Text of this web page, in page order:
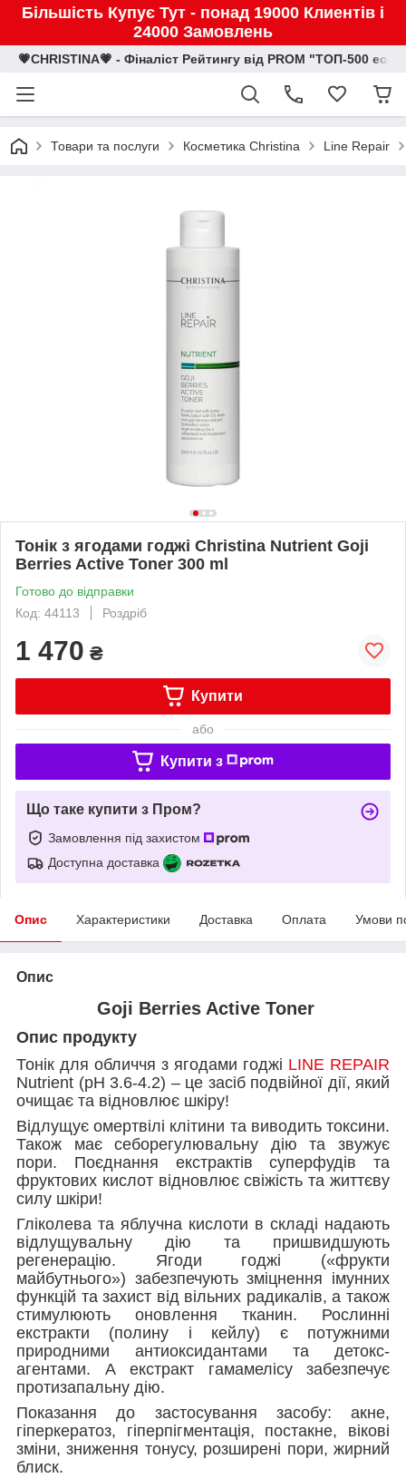
Більшість Купує Тут - понад 19000 Клиентів і
24000 Замовлень
💗CHRISTINA💗 - Фіналіст Рейтингу від PROM "ТОП-500
Товари та послуги Косметика Christina Line Repair
Тонік з ягодами годжі Christina Nutrient Goji
Berries Active Toner 300 ml
Готово до відправки
Код: 44113
Роздріб
1 470 ₴
Купити
або
Купити з
Що таке купити з Пром?
Замовлення під захистом
Доступна доставка
Опис Характеристики Доставка Оплата Умови
Опис
Goji Berries Active Toner
Опис продукту
Тонік для обличчя з ягодами годжі LINE REPAIR
Nutrient (pH 3.6-4.2) – це засіб подвійної дії, який
очищає та відновлює шкіру!
Відлущує омертвілі клітини та виводить токсини.
Також має себорегулювальну дію та звужує
пори. Поєднання екстрактів суперфудів та
фруктових кислот відновлює свіжість та життєву
силу шкіри!
Гліколева та яблучна кислоти в складі надають
відлущувальну дію та пришвидшують
регенерацію. Ягоди годжі («фрукти
майбутнього») забезпечують зміцнення імунних
функцій та захист від вільних радикалів, а також
стимулюють оновлення тканин. Рослинні
екстракти (полину і кейлу) є потужними
природними антиоксидантами та детокс-
агентами. А екстракт гамамелісу забезпечує
протизапальну дію.
Показання до застосування засобу: акне,
гіперкератоз, гіперпігментація, постакне, вікові
зміни, зниження тонусу, розширені пори, жирний
блиск.